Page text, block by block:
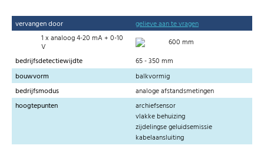
vervangen door
gelieve aan te vragen
1 x analoog 4-20 mA + 0-10
V
600 mm
bedrijfsdetectiewijdte
65 - 350 mm
bouwvorm
balkvormig
bedrijfsmodus
analoge afstandsmetingen
hoogtepunten
archiefsensor
vlakke behuizing
zijdelingse geluidsemissie
kabelaansluiting